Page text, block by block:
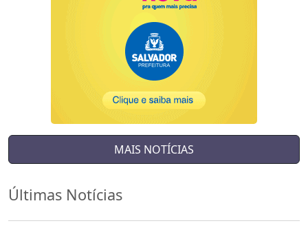
MAIS NOTÍCIAS
Últimas Notícias